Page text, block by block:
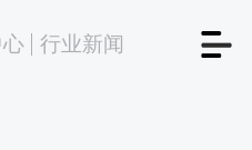
行业新闻